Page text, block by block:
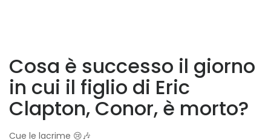
Cosa è successo il giorno
in cui il figlio di Eric
Clapton, Conor, è morto?
Cue le lacrime 😢🎶